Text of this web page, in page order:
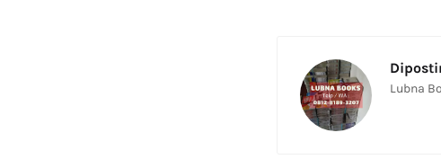
Lubna